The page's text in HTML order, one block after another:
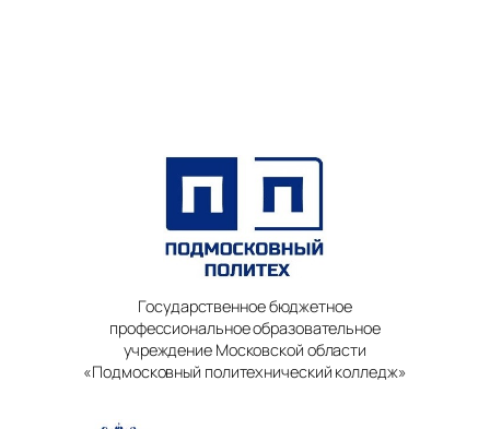
Государственное бюджетное
профессиональное образовательное
учреждение Московской области
«Подмосковный политехнический колледж»